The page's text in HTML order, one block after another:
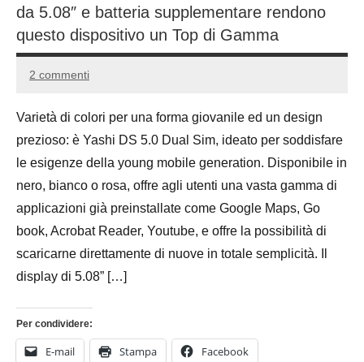
da 5.08″ e batteria supplementare rendono
questo dispositivo un Top di Gamma
24
2016
Andrea
2 commenti
Varietà di colori per una forma giovanile ed un design
prezioso: è Yashi DS 5.0 Dual Sim, ideato per soddisfare
le esigenze della young mobile generation. Disponibile in
nero, bianco o rosa, offre agli utenti una vasta gamma di
applicazioni già preinstallate come Google Maps, Go
book, Acrobat Reader, Youtube, e offre la possibilità di
scaricarne direttamente di nuove in totale semplicità. Il
display di 5.08” […]
Per condividere:
E-mail Stampa Facebook